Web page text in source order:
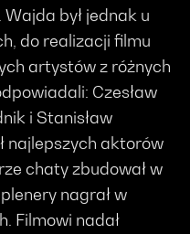
był jednak u
do realizacji filmu
artystów z różnych
Czesław
i Stanisław
najlepszych aktorów
chaty zbudował w
nagrał w
Filmowi nadał